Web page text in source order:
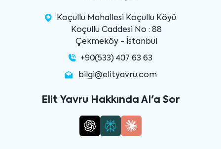
Koçullu Mahallesi Koçullu Köyü
Koçullu Caddesi No : 88
Çekmeköy - İstanbul
+90(533) 407 63 63
bilgi@elityavru.com
Elit Yavru Hakkında AI'a Sor